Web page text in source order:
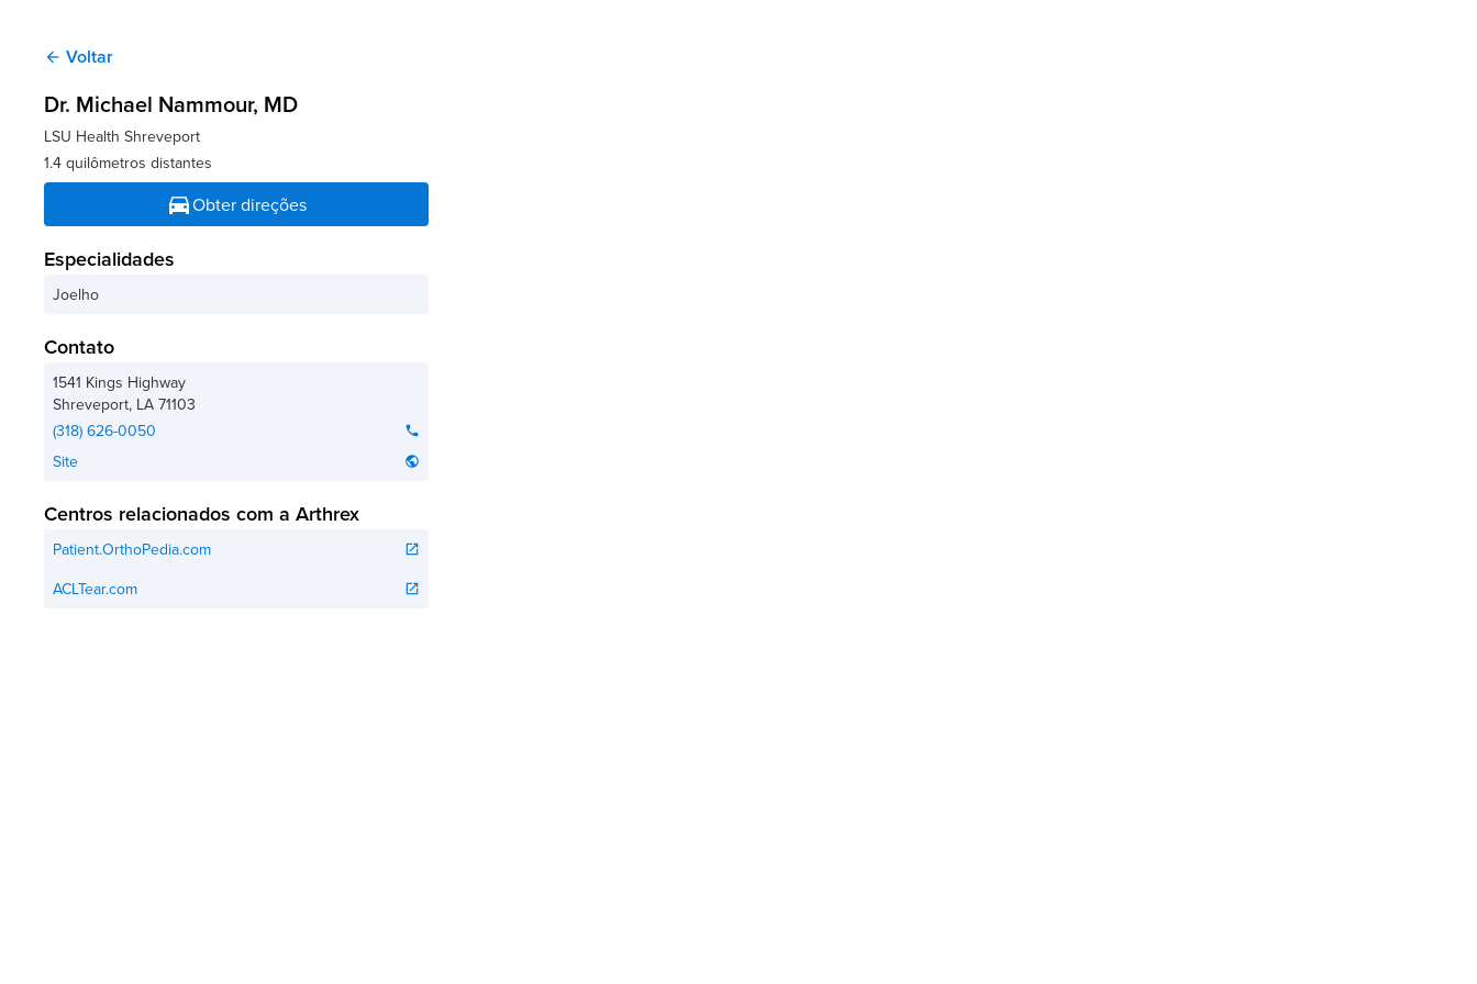
arrow_back Voltar
Dr. Michael Nammour, MD
LSU Health Shreveport
1.4 quilômetros distantes
directions_carObter direções
Especialidades
Joelho
Contato
1541 Kings Highway
Shreveport, LA 71103
(318) 626-0050
phone
Site public
Centros relacionados com a Arthrex
Patient.OrthoPedia.com open_in_new
ACLTear.com open_in_new